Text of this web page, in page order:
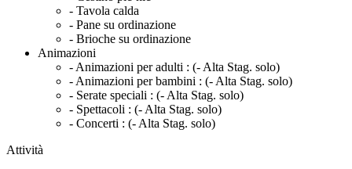
- Tavola calda
- Pane su ordinazione
- Brioche su ordinazione
Animazioni
- Animazioni per adulti : (- Alta Stag. solo)
- Animazioni per bambini : (- Alta Stag. solo)
- Serate speciali : (- Alta Stag. solo)
- Spettacoli : (- Alta Stag. solo)
- Concerti : (- Alta Stag. solo)
Attività